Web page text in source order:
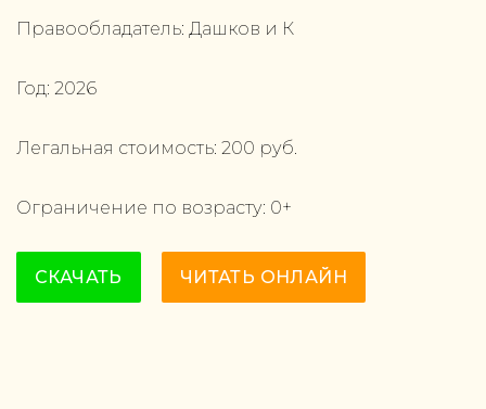
Правообладатель: Дашков и К
Год: 2026
Легальная стоимость: 200 руб.
Ограничение по возрасту: 0+
СКАЧАТЬ ЧИТАТЬ ОНЛАЙН